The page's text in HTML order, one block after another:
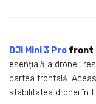
DJI Mini 3 Pro front
esențială a dronei,
partea frontală.
stabilitatea dronei în